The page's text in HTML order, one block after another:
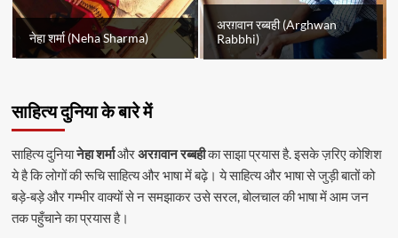
नेहा शर्मा (Neha Sharma)
अरग़वान रब्बही (Arghwan
Rabbhi)
साहित्य दुनिया के बारे में
साहित्य दुनियानेहा शर्माऔरअरग़वान रब्बहीका साझा प्रयास है. इसके ज़रिए कोशिश
ये है कि लोगों की रूचि साहित्य और भाषा में बढ़े। ये साहित्य और भाषा से जुड़ी बातों को
बड़े-बड़े और गम्भीर वाक्यों से न समझाकर उसे सरल, बोलचाल की भाषा में आम जन
तक पहुँचाने का प्रयास है।